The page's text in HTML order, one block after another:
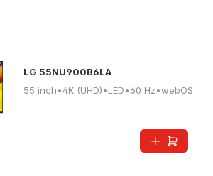
LG 55NU900B6LA
55 inch•4K (UHD)•LED•60 Hz•webOS